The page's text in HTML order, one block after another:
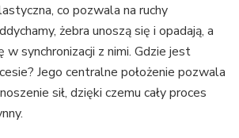
co pozwala na ruchy
żebra unoszą się i opadają, a
synchronizacji z nimi. Gdzie jest
Jego centralne położenie pozwala
sił, dzięki czemu cały proces